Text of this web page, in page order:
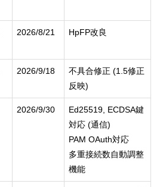
2026/8/21 HpFP改良
2026/9/18
不具合修正 (1.5修正
反映)
2026/9/30
Ed25519, ECDSA鍵
対応 (通信)
PAM OAuth対応
多重接続数自動調整
機能